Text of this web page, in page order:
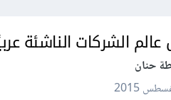
الشركات الناشئة
حنان